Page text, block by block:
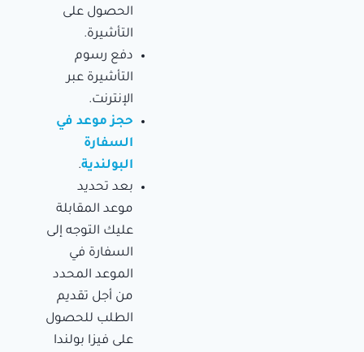
الحصول على
التأشيرة.
دفع رسوم
التأشيرة عبر
الإنترنت.
حجز موعد في
السفارة
البولندية.
بعد تحديد
موعد المقابلة
عليك التوجه إلى
السفارة في
الموعد المحدد
من أجل تقديم
الطلب للحصول
على فيزا بولندا